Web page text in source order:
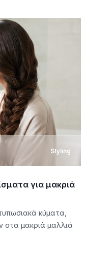
Styling
για μακριά
κύματα,
στα μακριά μαλλιά